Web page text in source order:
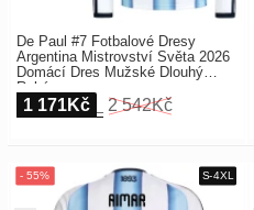
De Paul #7 Fotbalové Dresy
Argentina Mistrovství Světa 2026
Domácí Dres Mužské Dlouhý
Rukáv
1 171Kč 2 542Kč